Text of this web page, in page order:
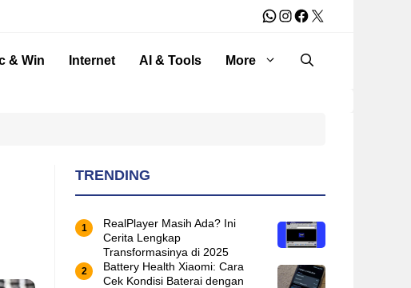
WhatsApp
Instagram
Facebook
X
& Win Internet AI & Tools More
TRENDING
RealPlayer Masih Ada? Ini
Cerita Lengkap
Transformasinya di 2025
Battery Health Xiaomi: Cara
Cek Kondisi Baterai dengan